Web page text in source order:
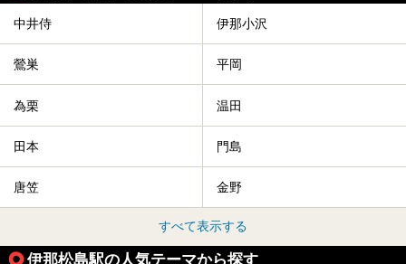
中井侍 伊那小沢
鶯巣 平岡
為栗 温田
田本 門島
唐笠 金野
すべて表示する
伊那松島駅の人気テーマから探す